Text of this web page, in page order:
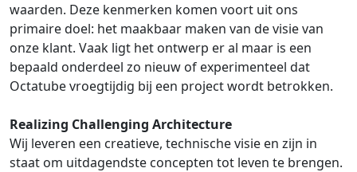
waarden. Deze kenmerken komen voort uit ons
primaire doel: het maakbaar maken van de visie van
onze klant. Vaak ligt het ontwerp er al maar is een
bepaald onderdeel zo nieuw of experimenteel dat
Octatube vroegtijdig bij een project wordt betrokken.
Realizing Challenging Architecture
Wij leveren een creatieve, technische visie en zijn in
staat om uitdagendste concepten tot leven te brengen.